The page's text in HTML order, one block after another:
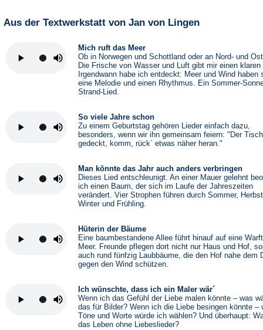
Aus der Textwerkstatt von Jan von Lingen
Mich ruft das Meer
Ob in Norwegen und Schottland oder an Nord- und
Die Frische von Wasser und Luft gibt mir einen klaren
Irgendwann habe ich entdeckt: Meer und Wind haben
eine Melodie und einen Rhythmus. Ein Sommer-
Strand-Lied.
So viele Jahre schon
Zu einem Geburtstag gehören Lieder einfach dazu,
besonders, wenn wir ihn gemeinsam feiern: "Der
gedeckt, komm, rück´ etwas näher heran."
Man könnte das Jahr auch anders verbringen
Dieses Lied entschleunigt. An einer Mauer gelehnt
ich einen Baum, der sich im Laufe der Jahreszeiten
verändert. Vier Strophen führen durch Sommer,
Winter und Frühling.
Hüterin der Bäume
Eine baumbestandene Allee führt hinauf auf eine
Meer. Freunde pflegen dort nicht nur Haus und Hof,
auch rund fünfzig Laubbäume, die den Hof nahe dem
gegen den Wind schützen.
Ich wünschte, dass ich ein Maler wär´
Wenn ich das Gefühl der Liebe malen könnte – was
das für Bilder? Wenn ich die Liebe besingen könnte –
Töne und Worte würde ich wählen? Und überhaupt:
das Leben ohne Liebeslieder?